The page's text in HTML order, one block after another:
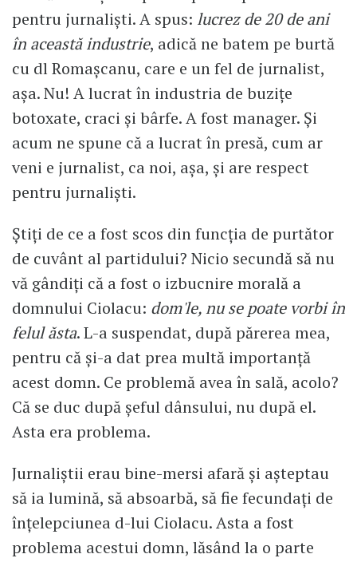
pentru jurnaliști. A spus: lucrez de 20 de ani
în această industrie, adică ne batem pe burtă
cu dl Romașcanu, care e un fel de jurnalist,
așa. Nu! A lucrat în industria de buzițe
botoxate, craci și bârfe. A fost manager. Și
acum ne spune că a lucrat în presă, cum ar
veni e jurnalist, ca noi, așa, și are respect
pentru jurnaliști.
Știți de ce a fost scos din funcția de purtător
de cuvânt al partidului? Nicio secundă să nu
vă gândiți că a fost o izbucnire morală a
domnului Ciolacu: dom'le, nu se poate vorbi în
felul ăsta. L-a suspendat, după părerea mea,
pentru că și-a dat prea multă importanță
acest domn. Ce problemă avea în sală, acolo?
Că se duc după șeful dânsului, nu după el.
Asta era problema.
Jurnaliștii erau bine-mersi afară și așteptau
să ia lumină, să absoarbă, să fie fecundați de
înțelepciunea d-lui Ciolacu. Asta a fost
problema acestui domn, lăsând la o parte